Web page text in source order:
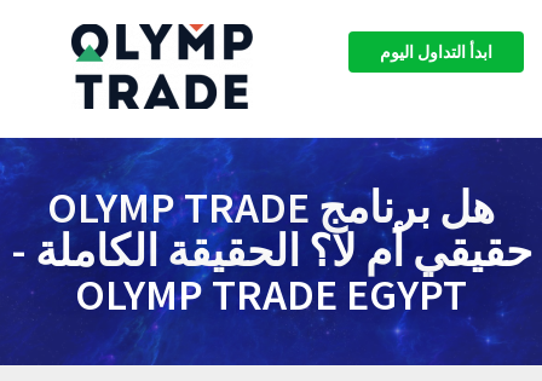
ابدأ التداول اليوم
هل برنامج OLYMP TRADE
حقيقي أم لا؟ الحقيقة الكاملة -
OLYMP TRADE EGYPT